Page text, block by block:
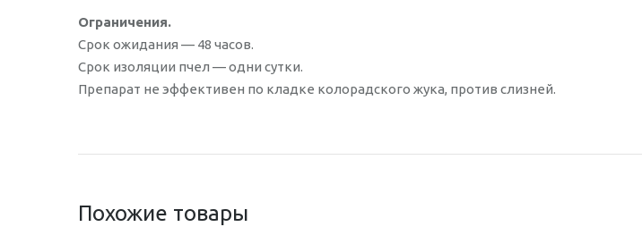
Ограничения.
Срок ожидания — 48 часов.
Срок изоляции пчел — одни сутки.
Препарат не эффективен по кладке колорадского жука, против слизней.
Похожие товары